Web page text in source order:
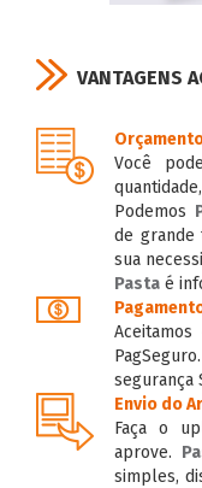
VANTAGENS
Você
Podemos
de grande
sua
Pasta é
segurança
Envio do
Faça o
aprove.
simples,